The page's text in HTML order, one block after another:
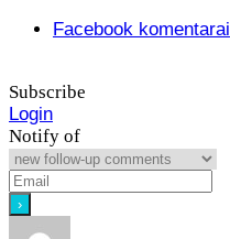
Facebook komentarai
Subscribe
Login
Notify of